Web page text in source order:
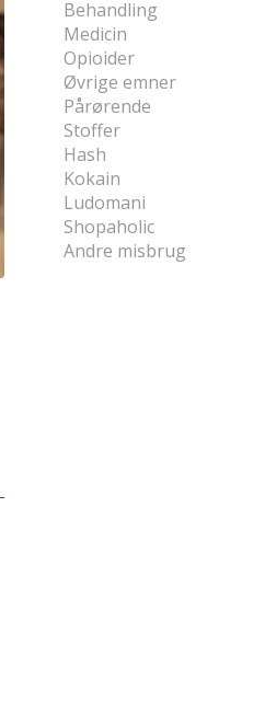
Behandling
Medicin
Opioider
Øvrige emner
Pårørende
Stoffer
Hash
Kokain
Ludomani
Shopaholic
Andre misbrug